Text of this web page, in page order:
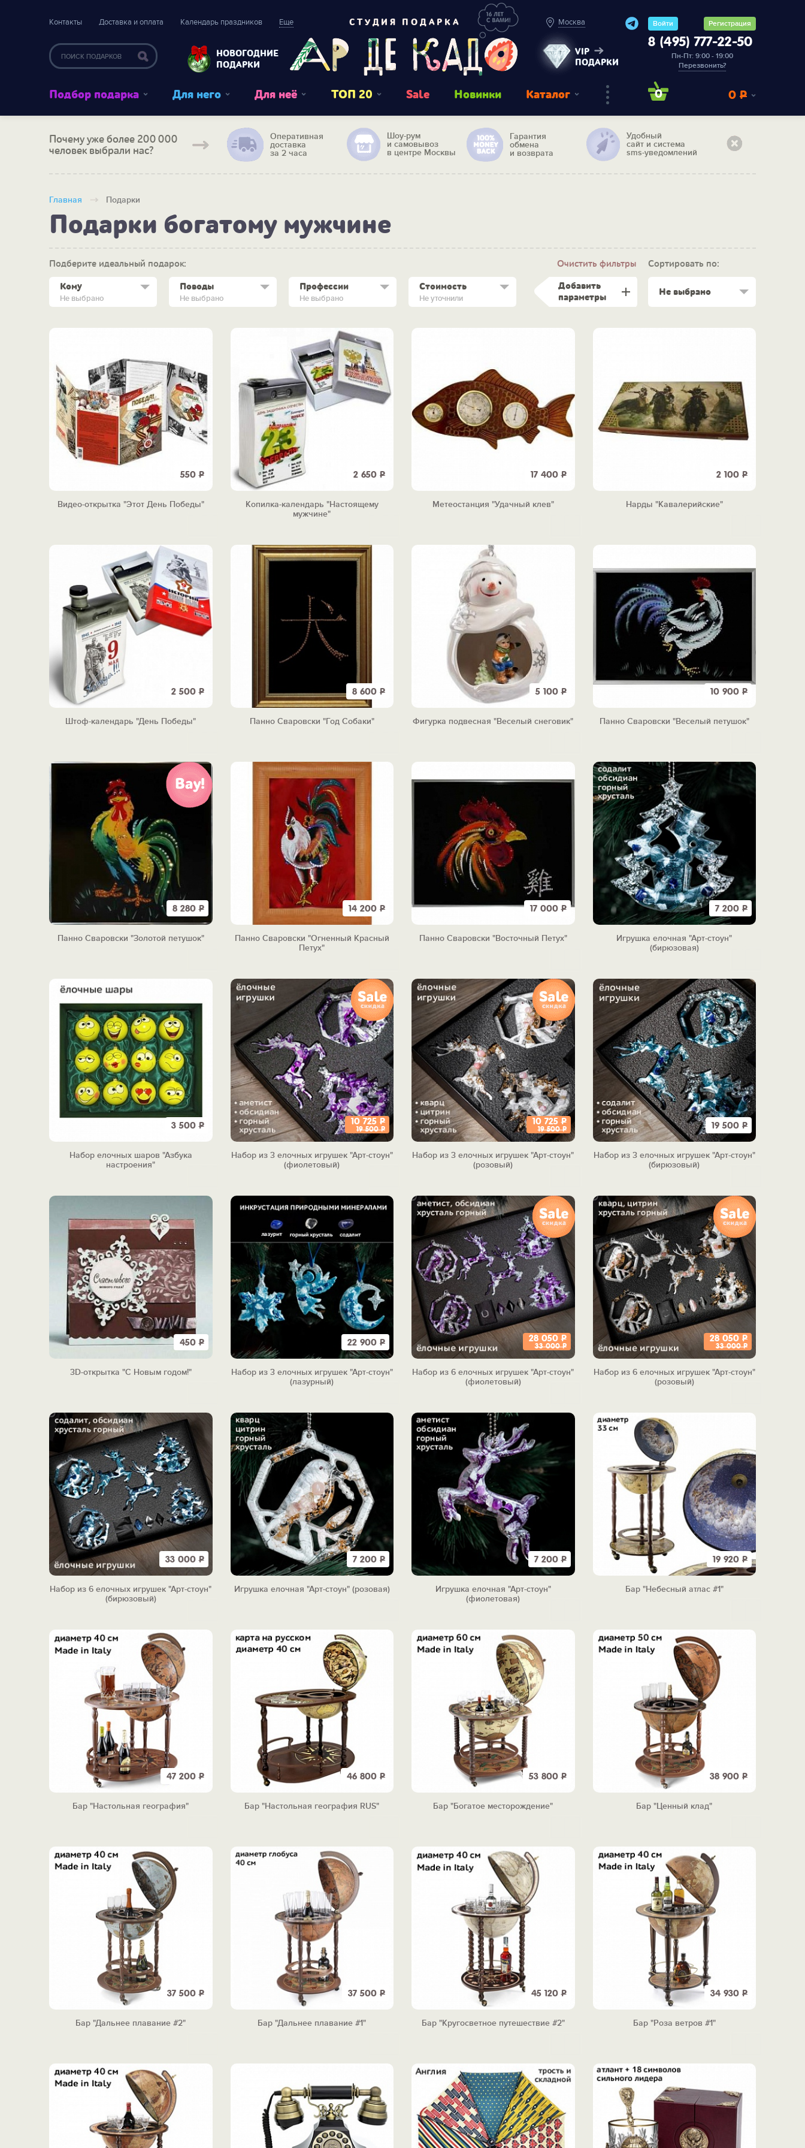
Контакты Доставка и оплата Календарь праздников Еще
НОВОГОДНИЕ
ПОДАРКИ
СТУДИЯ ПОДАРКА Москва
VIP
ПОДАРКИ
Войти Регистрация
8 (495) 777-22-50
Пн-Пт: 9:00 - 19:00
Перезвонить?
Подбор подарка Для него Для неё ТОП 20 Sale Новинки Каталог 0 0 Р
Почему уже более 200 000
человек выбрали нас?
Оперативная
доставка
за 2 часа
Шоу-рум
и самовывоз
в центре Москвы
Гарантия
обмена
и возврата
Удобный
сайт и система
sms-уведомлений
Главная Подарки
Подарки богатому мужчине
Подберите идеальный подарок: Очистить фильтры Сортировать по:
Кому
Не выбрано
Поводы
Не выбрано
Профессии
Не выбрано
Стоимость
Не уточнили
Добавить
параметры
Не выбрано
550Р
Видео-открытка "Этот День Победы"
2 650 Р
Копилка-календарь "Настоящему
мужчине"
17 400Р
Метеостанция "Удачный клев"
2 100 Р
Нарды "Кавалерийские"
2 500Р
Штоф-календарь "День Победы"
8 600 Р
Панно Сваровски "Год Собаки"
5 100Р
Фигурка подвесная "Веселый снеговик"
10 900 Р
Панно Сваровски "Веселый петушок"
8 280Р
Панно Сваровски "Золотой петушок"
14 200 Р
Панно Сваровски "Огненный Красный
Петух"
17 000Р
Панно Сваровски "Восточный Петух"
7 200 Р
Игрушка елочная "Арт-стоун"
(бирюзовая)
3 500Р
Набор елочных шаров "Азбука
настроения"
10 725 Р
19 500Р
Набор из 3 елочных игрушек "Арт-стоун"
(фиолетовый)
10 725Р
19 500Р
Набор из 3 елочных игрушек "Арт-стоун"
(розовый)
19 500 Р
Набор из 3 елочных игрушек "Арт-стоун"
(бирюзовый)
450Р
3D-открытка "С Новым годом!"
22 900 Р
Набор из 3 елочных игрушек "Арт-стоун"
(лазурный)
28 050Р
33 000Р
Набор из 6 елочных игрушек "Арт-стоун"
(фиолетовый)
28 050 Р
33 000Р
Набор из 6 елочных игрушек "Арт-стоун"
(розовый)
33 000Р
Набор из 6 елочных игрушек "Арт-стоун"
(бирюзовый)
7 200 Р
Игрушка елочная "Арт-стоун" (розовая)
7 200Р
Игрушка елочная "Арт-стоун"
(фиолетовая)
19 920 Р
Бар "Небесный атлас #1"
47 200Р
Бар "Настольная география"
46 800 Р
Бар "Настольная география RUS"
53 800Р
Бар "Богатое месторождение"
38 900 Р
Бар "Ценный клад"
37 500Р
Бар "Дальнее плавание #2"
37 500 Р
Бар "Дальнее плавание #1"
45 120Р
Бар "Кругосветное путешествие #2"
34 930 Р
Бар "Роза ветров #1"